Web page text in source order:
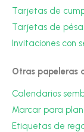
Tarjetas de
Tarjetas de
Invitaciones con
Otras papeleras
Calendarios
Marcar para
Etiquetas de